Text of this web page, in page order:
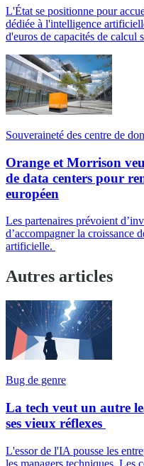
L'État se positionne pour
dédiée à l'intelligence
d'euros de capacités de calcul
Souveraineté des centre de
Orange et Morrison
de data centers pour
européen
Les partenaires prévoient
d’accompagner la croissance
artificielle.
Autres articles
Bug de genre
La tech veut un autre
ses vieux réflexes
L'essor de l'IA pousse les
les managers techniques. Les